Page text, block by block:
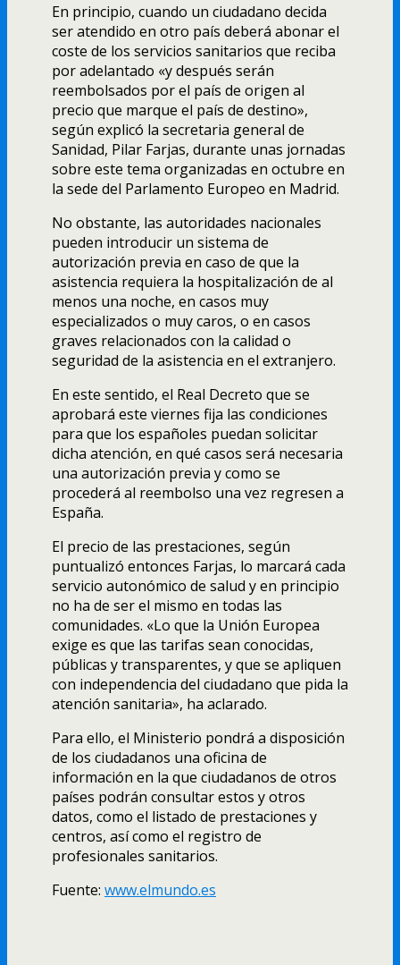
En principio, cuando un ciudadano decida
ser atendido en otro país deberá abonar el
coste de los servicios sanitarios que reciba
por adelantado «y después serán
reembolsados por el país de origen al
precio que marque el país de destino»,
según explicó la secretaria general de
Sanidad, Pilar Farjas, durante unas jornadas
sobre este tema organizadas en octubre en
la sede del Parlamento Europeo en Madrid.
No obstante, las autoridades nacionales
pueden introducir un sistema de
autorización previa en caso de que la
asistencia requiera la hospitalización de al
menos una noche, en casos muy
especializados o muy caros, o en casos
graves relacionados con la calidad o
seguridad de la asistencia en el extranjero.
En este sentido, el Real Decreto que se
aprobará este viernes fija las condiciones
para que los españoles puedan solicitar
dicha atención, en qué casos será necesaria
una autorización previa y como se
procederá al reembolso una vez regresen a
España.
El precio de las prestaciones, según
puntualizó entonces Farjas, lo marcará cada
servicio autonómico de salud y en principio
no ha de ser el mismo en todas las
comunidades. «Lo que la Unión Europea
exige es que las tarifas sean conocidas,
públicas y transparentes, y que se apliquen
con independencia del ciudadano que pida la
atención sanitaria», ha aclarado.
Para ello, el Ministerio pondrá a disposición
de los ciudadanos una oficina de
información en la que ciudadanos de otros
países podrán consultar estos y otros
datos, como el listado de prestaciones y
centros, así como el registro de
profesionales sanitarios.
Fuente: www.elmundo.es